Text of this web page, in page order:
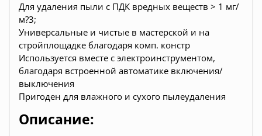
Для удаления пыли с ПДК вредных веществ > 1 мг/
м?3;
Универсальные и чистые в мастерской и на
стройплощадке благодаря комп. констр
Используется вместе с электроинструментом,
благодаря встроенной автоматике включения/
выключения
Пригоден для влажного и сухого пылеудаления
Описание: